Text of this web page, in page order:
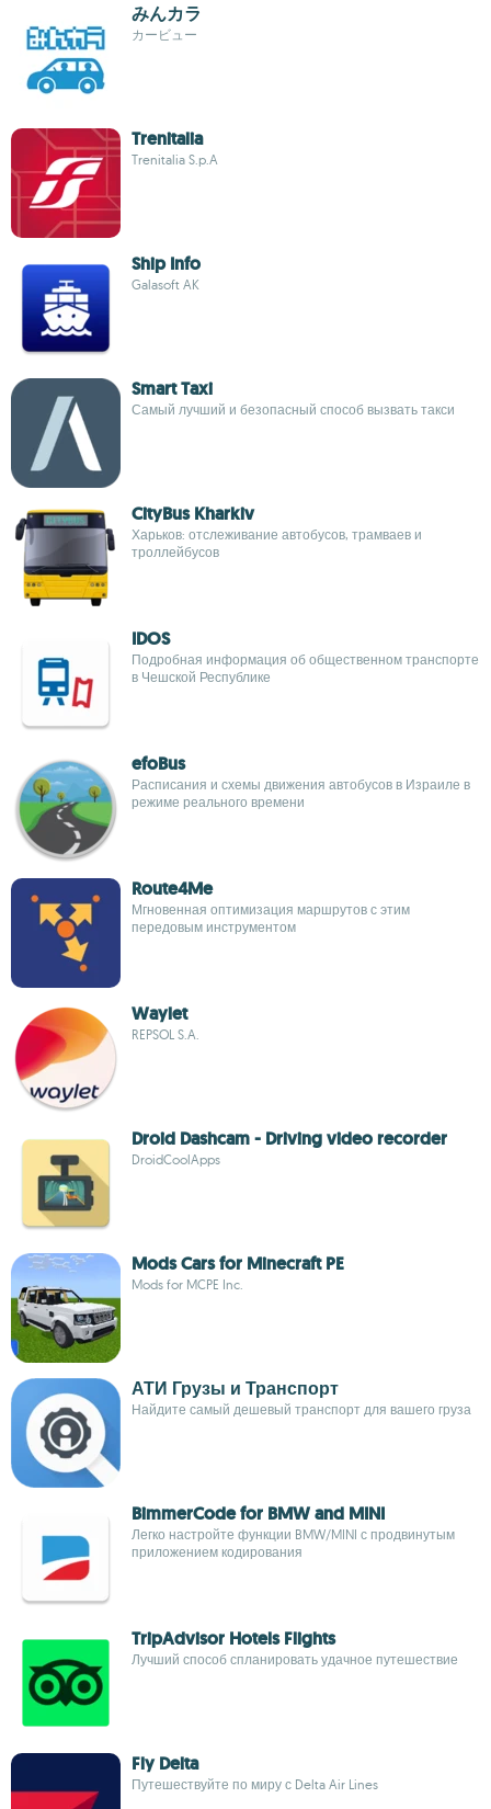
みんカラ
カービュー
Trenitalia
Trenitalia S.p.A
Ship Info
Galasoft AK
Smart Taxi
Самый лучший и безопасный способ вызвать такси
CityBus Kharkiv
Харьков: отслеживание автобусов, трамваев и
троллейбусов
IDOS
Подробная информация об общественном транспорте
в Чешской Республике
efoBus
Расписания и схемы движения автобусов в Израиле в
режиме реального времени
Route4Me
Мгновенная оптимизация маршрутов с этим
передовым инструментом
Waylet
REPSOL S.A.
Droid Dashcam - Driving video recorder
DroidCoolApps
Mods Cars for Minecraft PE
Mods for MCPE Inc.
АТИ Грузы и Транспорт
Найдите самый дешевый транспорт для вашего груза
BimmerCode for BMW and MINI
Легко настройте функции BMW/MINI с продвинутым
приложением кодирования
TripAdvisor Hotels Flights
Лучший способ спланировать удачное путешествие
Fly Delta
Путешествуйте по миру с Delta Air Lines